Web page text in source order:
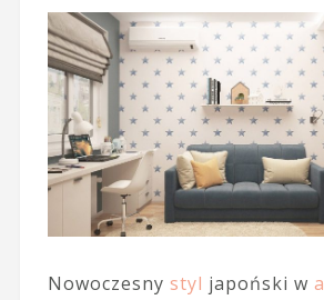
Nowoczesny styl japoński w